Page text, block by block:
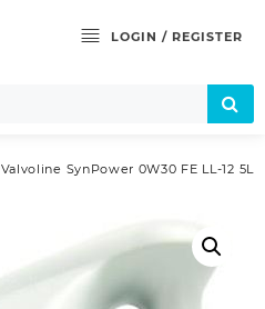
LOGIN / REGISTER
Valvoline SynPower 0W30 FE LL-12 5L